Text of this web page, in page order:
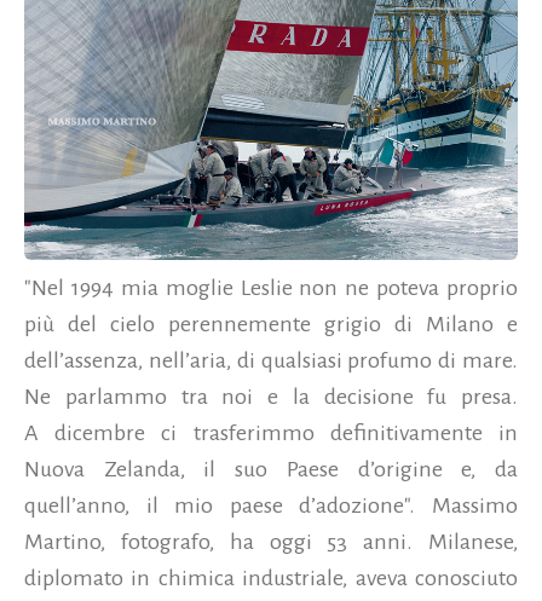
"Nel 1994 mia moglie Leslie non ne poteva proprio
più del cielo perennemente grigio di Milano e
dell’assenza, nell’aria, di qualsiasi profumo di mare.
Ne parlammo tra noi e la decisione fu presa.
A dicembre ci trasferimmo definitivamente in
Nuova Zelanda, il suo Paese d’origine e, da
quell’anno, il mio paese d’adozione". Massimo
Martino, fotografo, ha oggi 53 anni. Milanese,
diplomato in chimica industriale, aveva conosciuto